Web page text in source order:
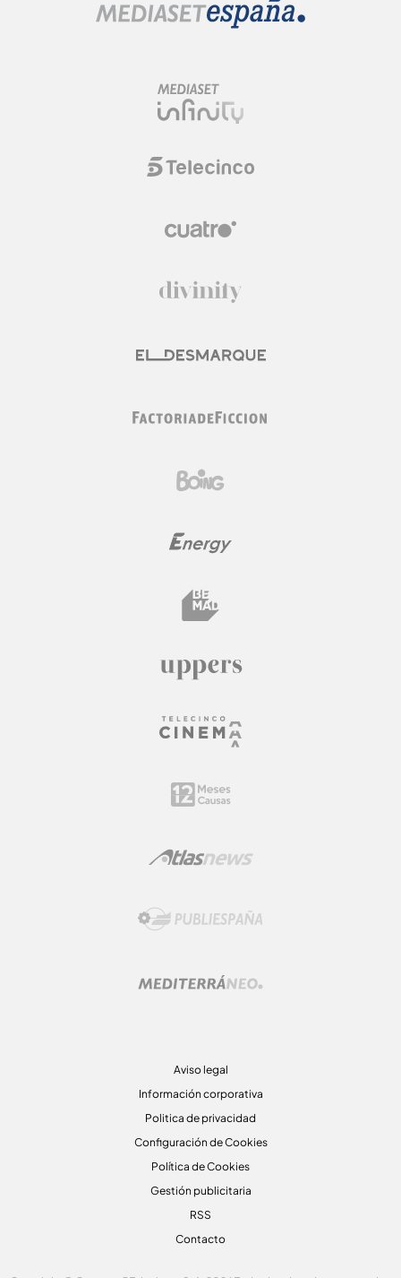
Aviso legal
Información corporativa
Politica de privacidad
Configuración de Cookies
Política de Cookies
Gestión publicitaria
RSS
Contacto